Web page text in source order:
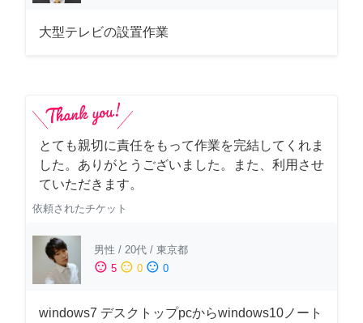
大型テレビの設置作業
とても親切に責任をもって作業を完結してくれま
した。ありがとうございました。また、利用させ
ていただきます。
依頼されたチケット
男性 / 20代 / 東京都
sentiment_satisfied 5 sentiment_neutral 0 sentiment_dissatisfied 0
windows7 デスクトップpcからwindows10ノート